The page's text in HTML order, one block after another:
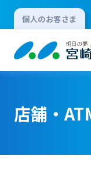
個人のお客さま
個人向け
店舗・